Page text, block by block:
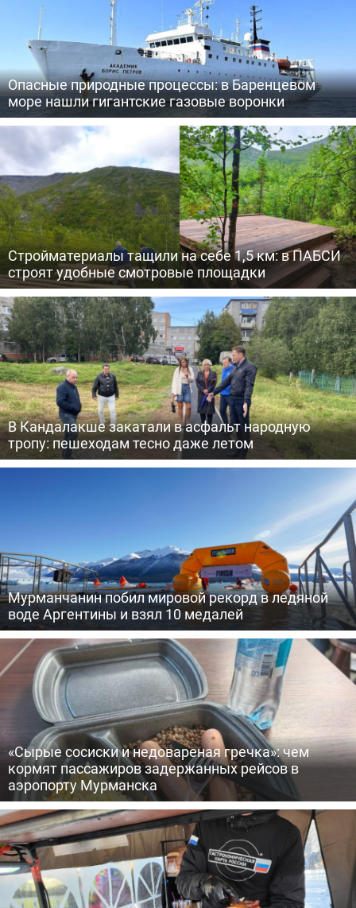
Опасные природные процессы: в Баренцевом
море нашли гигантские газовые воронки
Стройматериалы тащили на себе 1,5 км: в ПАБСИ
строят удобные смотровые площадки
В Кандалакше закатали в асфальт народную
тропу: пешеходам тесно даже летом
Мурманчанин побил мировой рекорд в ледяной
воде Аргентины и взял 10 медалей
«Сырые сосиски и недовареная гречка»: чем
кормят пассажиров задержанных рейсов в
аэропорту Мурманска